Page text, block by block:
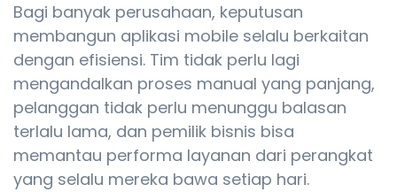
Bagi banyak perusahaan, keputusan
membangun aplikasi mobile selalu berkaitan
dengan efisiensi. Tim tidak perlu lagi
mengandalkan proses manual yang panjang,
pelanggan tidak perlu menunggu balasan
terlalu lama, dan pemilik bisnis bisa
memantau performa layanan dari perangkat
yang selalu mereka bawa setiap hari.